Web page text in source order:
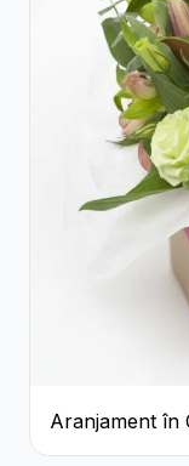
Aranjament în
Trandafiri Roz